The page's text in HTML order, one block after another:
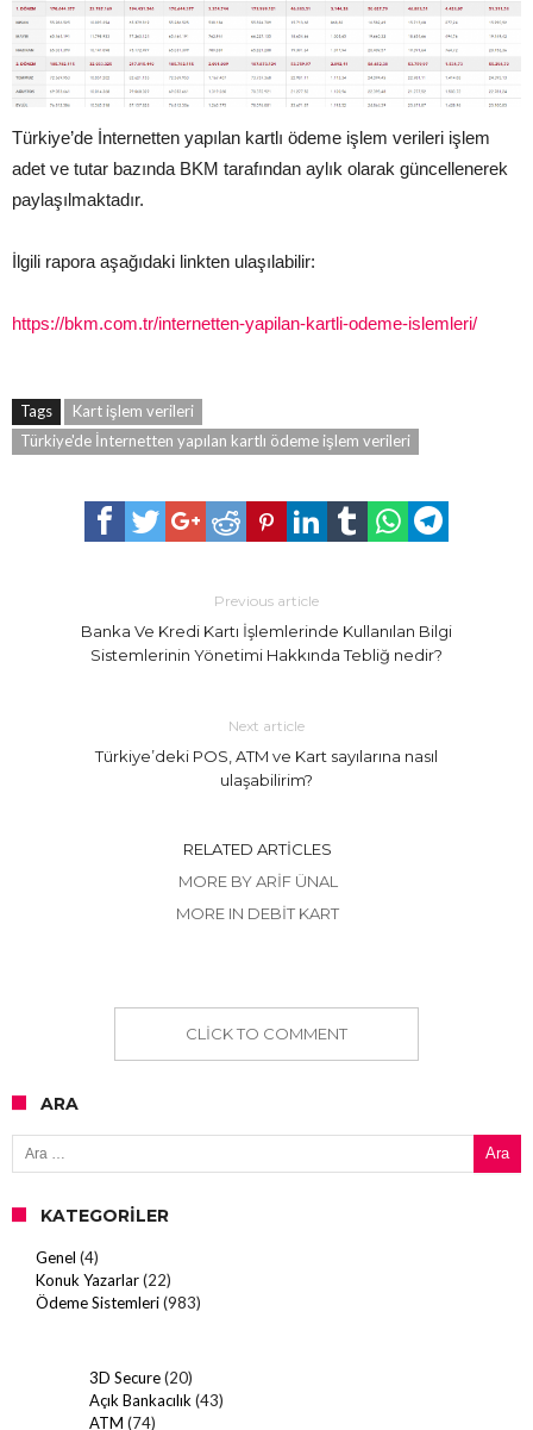
Türkiye’de İnternetten yapılan kartlı ödeme işlem verileri işlem
adet ve tutar bazında BKM tarafından aylık olarak güncellenerek
paylaşılmaktadır.
İlgili rapora aşağıdaki linkten ulaşılabilir:
https://bkm.com.tr/internetten-yapilan-kartli-odeme-islemleri/
Tags
Kart işlem verileri
Türkiye'de İnternetten yapılan kartlı ödeme işlem verileri
Previous article
Banka Ve Kredi Kartı İşlemlerinde Kullanılan Bilgi
Sistemlerinin Yönetimi Hakkında Tebliğ nedir?
Next article
Türkiye’deki POS, ATM ve Kart sayılarına nasıl
ulaşabilirim?
RELATED ARTICLES
MORE BY ARIF ÜNAL
MORE IN DEBIT KART
CLICK TO COMMENT
ARA
Arama:
KATEGORILER
Genel (4)
Konuk Yazarlar(22)
Ödeme Sistemleri(983)
3D Secure(20)
Açık Bankacılık (43)
ATM (74)